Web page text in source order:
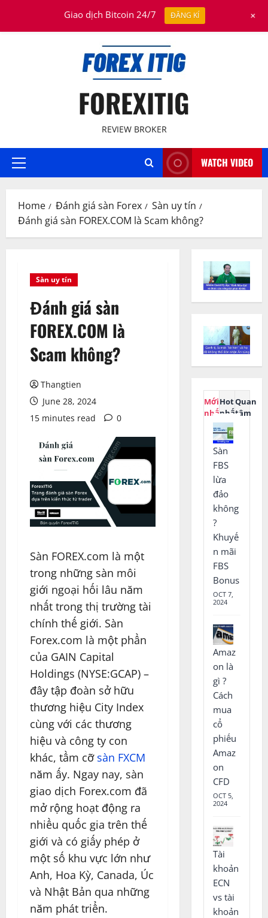
August 4, 2026
FOREXITIG
REVIEW BROKER
Primary
WATCH VIDEO
Home Đánh giá sàn Forex
Sàn uy tín
Đánh giá sàn FOREX.COM là Scam không?
Sàn uy tín
Đánh giá sàn
FOREX.COM là
Scam không?
Thangtien
June 28, 2024
15 minutes read
0
Sàn FOREX.com là một
trong những sàn môi
giới ngoại hối lâu năm
nhất trong thị trường tài
chính thế giới. Sàn
Forex.com là một phần
của GAIN Capital
Holdings (NYSE:GCAP) –
đây tập đoàn sở hữu
thương hiệu City Index
cùng với các thương
hiệu và công ty con
khác, tầm cỡ sàn FXCM
năm ấy. Ngay nay, sàn
giao dịch Forex.com đã
mở rộng hoạt động ra
nhiều quốc gia trên thế
giới và có giấy phép ở
một số khu vực lớn như
Anh, Hoa Kỳ, Canada, Úc
và Nhật Bản qua những
năm phát triển.
Mới
nhất
Hot
nhất
Quan
tâm
Sàn
FBS
lừa
đảo
không
?
Khuyế
n mãi
FBS
Bonus
OCT 7,
2024
Amaz
on là
gì ?
Cách
mua
cổ
phiếu
Amaz
on
CFD
OCT 5,
2024
Tài
khoản
ECN
vs tài
khoản
Giao dịch Bitcoin 24/7 ĐĂNG KÍ +